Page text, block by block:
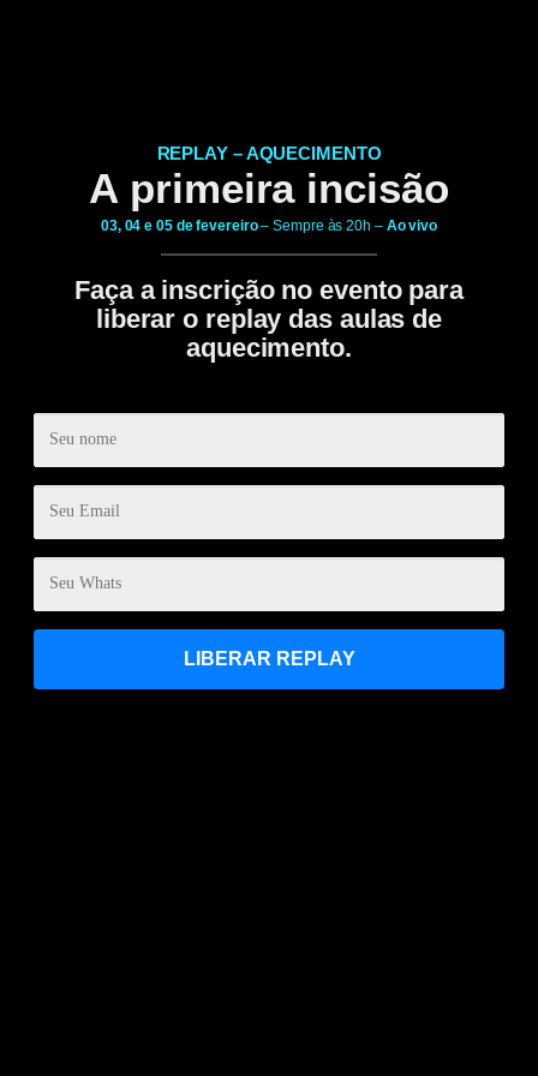
REPLAY – AQUECIMENTO
A primeira incisão
03, 04 e 05 de fevereiro– Sempre às 20h – Ao vivo
Faça a inscrição no evento para
liberar o replay das aulas de
aquecimento.
LIBERAR REPLAY